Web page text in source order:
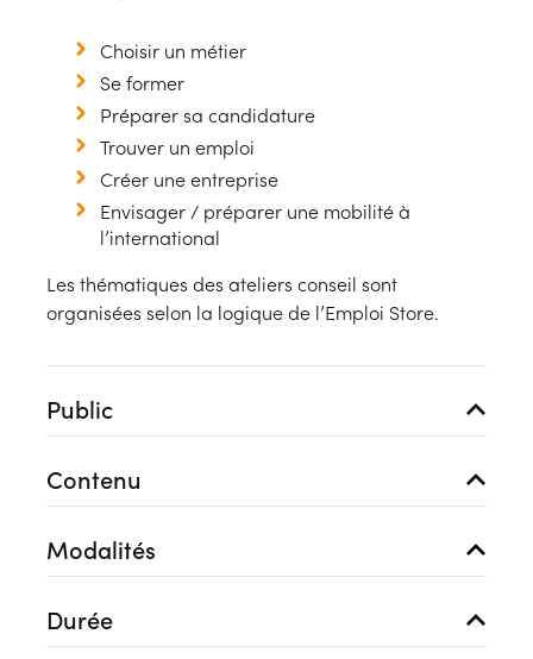
Choisir un métier
Se former
Préparer sa candidature
Trouver un emploi
Créer une entreprise
Envisager / préparer une mobilité à
l’international
Les thématiques des ateliers conseil sont
organisées selon la logique de l’Emploi Store.
Public
Contenu
Modalités
Durée